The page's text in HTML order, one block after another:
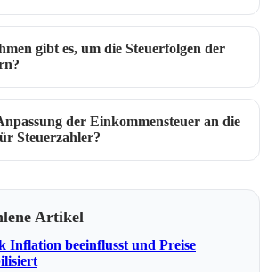
gibt es, um die Steuerfolgen der
der Einkommensteuer an die
Steuerzahler?
Artikel
Inflation beeinflusst und Preise